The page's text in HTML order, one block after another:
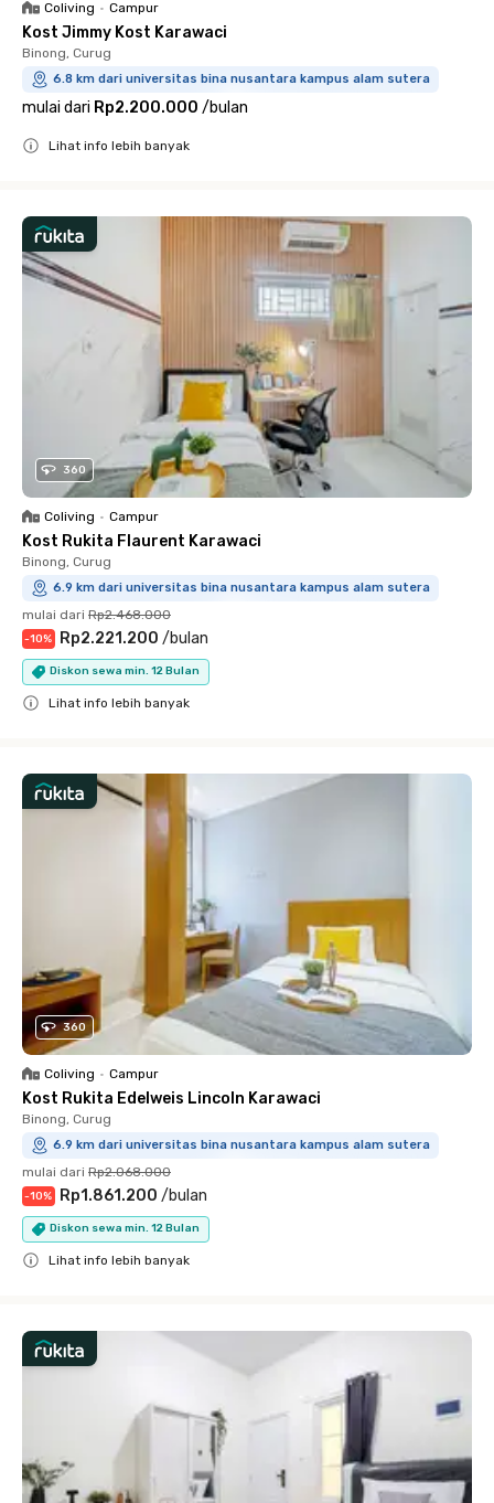
Coliving • Campur
Kost Jimmy Kost Karawaci
Binong, Curug
6.8 km dari universitas bina nusantara kampus alam sutera
mulai dari Rp2.200.000 /bulan
Lihat info lebih banyak
360
Coliving • Campur
Kost Rukita Flaurent Karawaci
Binong, Curug
6.9 km dari universitas bina nusantara kampus alam sutera
mulai dari Rp2.468.000
-10% Rp2.221.200 /bulan
Diskon sewa min. 12 Bulan
Lihat info lebih banyak
360
Coliving • Campur
Kost Rukita Edelweis Lincoln Karawaci
Binong, Curug
6.9 km dari universitas bina nusantara kampus alam sutera
mulai dari Rp2.068.000
-10% Rp1.861.200 /bulan
Diskon sewa min. 12 Bulan
Lihat info lebih banyak